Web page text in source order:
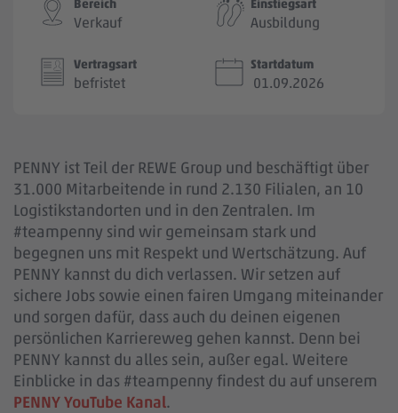
Bereich
Verkauf
Einstiegsart
Ausbildung
Vertragsart
befristet
Startdatum
01.09.2026
PENNY ist Teil der REWE Group und beschäftigt über
31.000 Mitarbeitende in rund 2.130 Filialen, an 10
Logistikstandorten und in den Zentralen. Im
#teampenny sind wir gemeinsam stark und
begegnen uns mit Respekt und Wertschätzung. Auf
PENNY kannst du dich verlassen. Wir setzen auf
sichere Jobs sowie einen fairen Umgang miteinander
und sorgen dafür, dass auch du deinen eigenen
persönlichen Karriereweg gehen kannst. Denn bei
PENNY kannst du alles sein, außer egal. Weitere
Einblicke in das #teampenny findest du auf unserem
PENNY YouTube Kanal.